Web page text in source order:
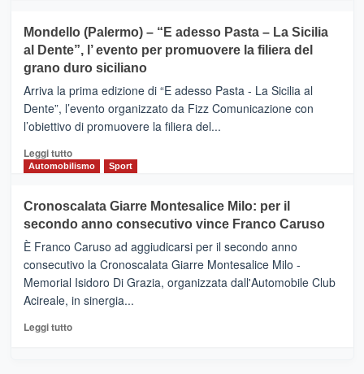
e
messaggi
di
CASTIGLIONE
DI
SICILIA
(Ct)
–
Il
Borgo
Gusto,
il
tra
sapori
vicoli
medievali
Mondello (Palermo) – “E adesso Pasta – La Sicilia
al Dente”, l’ evento per promuovere la filiera del
grano duro siciliano
Arriva la prima edizione di “E adesso Pasta - La Sicilia al
Dente”, l’evento organizzato da Fizz Comunicazione con
l’obiettivo di promuovere la filiera del...
Leggi tuttoLeggi
di
Mondello
(Palermo)
–
“E
adesso
Pasta
–
Sicilia
Automobilismo Sport
Cronoscalata Giarre Montesalice Milo: per il
secondo anno consecutivo vince Franco Caruso
È Franco Caruso ad aggiudicarsi per il secondo anno
consecutivo la Cronoscalata Giarre Montesalice Milo -
Memorial Isidoro Di Grazia, organizzata dall'Automobile Club
Acireale, in sinergia...
Leggi tuttoLeggi